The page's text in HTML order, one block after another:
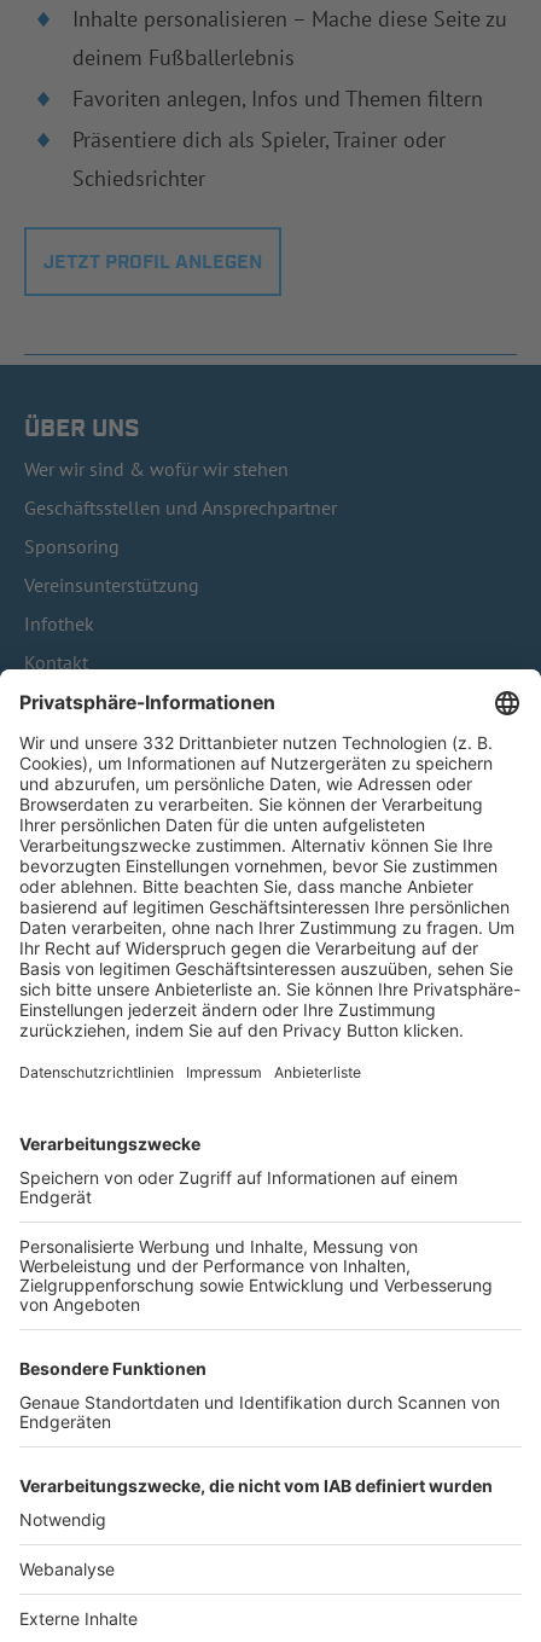
Inhalte personalisieren – Mache diese Seite zu
deinem Fußballerlebnis
Favoriten anlegen, Infos und Themen filtern
Präsentiere dich als Spieler, Trainer oder
Schiedsrichter
JETZT PROFIL ANLEGEN
ÜBER UNS
Wer wir sind & wofür wir stehen
Geschäftsstellen und Ansprechpartner
Sponsoring
Vereinsunterstützung
Infothek
Kontakt
HÄUFIG BESUCHTE SEITEN
Pässe und Vereinswechsel
Trainerausbildung
Schulungsangebot Vereinsmitarbeiter
BFV-Geschäftsstellen
Trainerbörse
Login SpielPlus
FOLGE DEM BFV
TOP-VEREINE
TOP-PARTNER
Nutzungsbedingungen Datenschutz Impressum